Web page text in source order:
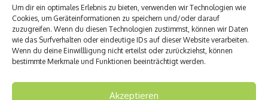
Um dir ein optimales Erlebnis zu bieten, verwenden wir Technologien wie
Cookies, um Geräteinformationen zu speichern und/oder darauf
zuzugreifen. Wenn du diesen Technologien zustimmst, können wir Daten
wie das Surfverhalten oder eindeutige IDs auf dieser Website verarbeiten.
Wenn du deine Einwillligung nicht erteilst oder zurückziehst, können
bestimmte Merkmale und Funktionen beeinträchtigt werden.
Akzeptieren
Prozent die Stressvermeidung als Möglichkeit der
Prävention einschätzten. Das ist jedoch keineswegs
gesichert. Die Möglichkeit einer Schutzimpfung war
allerdings den wenigsten Personen der Zielgruppe
bekannt. Nur 12 Prozent nannten diese Möglichkeit der
Vorbeugung, wohingegen sogar 15 Prozent der Meinung